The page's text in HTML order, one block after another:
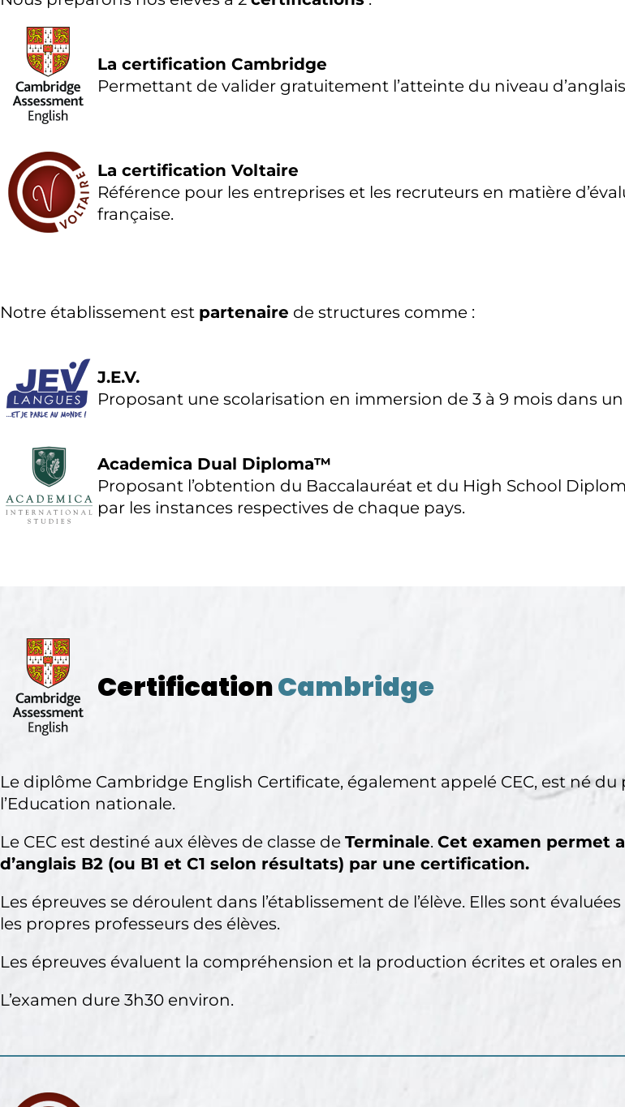
La certification Cambridge
Permettant de valider gratuitement l’atteinte du niveau d’anglais
La certification Voltaire
Référence pour les entreprises et les recruteurs en matière
française.
Notre établissement est partenaire de structures comme :
J.E.V.
Proposant une scolarisation en immersion de 3 à 9 mois dans
Academica Dual Diploma™
Proposant l’obtention du Baccalauréat et du High School
par les instances respectives de chaque pays.
CertificationCambridge
Le diplôme Cambridge English Certificate, également appelé CEC, est né
l’Education nationale.
Le CEC est destiné aux élèves de classe de Terminale. Cet examen permet
d’anglais B2 (ou B1 et C1 selon résultats) par une certification.
Les épreuves se déroulent dans l’établissement de l’élève. Elles sont
les propres professeurs des élèves.
Les épreuves évaluent la compréhension et la production écrites et orales en
L’examen dure 3h30 environ.